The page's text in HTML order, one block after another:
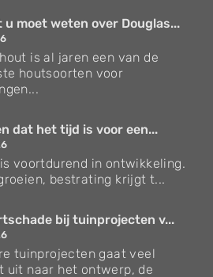
u moet weten over Douglas...
is al jaren een van de
houtsoorten voor
dat het tijd is voor een...
voortdurend in ontwikkeling.
bestrating krijgt t...
bij tuinprojecten v...
tuinprojecten gaat veel
uit naar het ontwerp, de